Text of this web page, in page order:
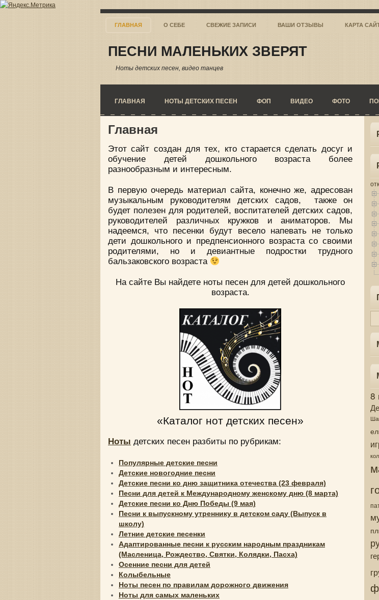
ГЛАВНАЯ О СЕБЕ СВЕЖИЕ ЗАПИСИ ВАШИ ОТЗЫВЫ КАРТА
ПЕСНИ МАЛЕНЬКИХ ЗВЕРЯТ
Ноты детских песен, видео танцев
ГЛАВНАЯ НОТЫ ДЕТСКИХ ПЕСЕН ФОП ВИДЕО ФОТО
Главная
Этот сайт создан для тех, кто старается сделать досуг и
обучение детей дошкольного возраста более
разнообразным и интересным.
В первую очередь материал сайта, конечно же, адресован
музыкальным руководителям детских садов, также он
будет полезен для родителей, воспитателей детских садов,
руководителей различных кружков и аниматоров. Мы
надеемся, что песенки будут весело напевать не только
дети дошкольного и предпенсионного возраста со своими
родителями, но и девиантные подростки трудного
бальзаковского возраста
На сайте Вы найдете ноты песен для детей дошкольного
возраста.
«Каталог нот детских песен»
Ноты детских песен разбиты по рубрикам:
Популярные детские песни
Детские новогодние песни
Детские песни ко дню защитника отечества (23 февраля)
Песни для детей к Международному женскому дню (8 марта)
Детские песни ко Дню Победы (9 мая)
Песни к выпускному утреннику в детском саду (Выпуск в
школу)
Летние детские песенки
Адаптированные песни к русским народным праздникам
(Масленица, Рождество, Святки, Колядки, Пасха)
Осенние песни для детей
Колыбельные
Ноты песен по правилам дорожного движения
Ноты для самых маленьких
8